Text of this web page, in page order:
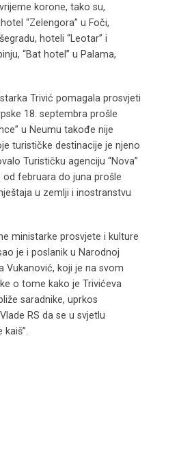
korone, tako su,
“Zelengora” u Foči,
hoteli “Leotar” i
“Bat hotel” u Palama,
Trivić pomagala prosvjeti
18. septembra prošle
u Neumu takođe nije
turističke destinacije je njeno
Turističku agenciju “Nova”
od februara do juna prošle
u zemlji i inostranstvu
ministarke prosvjete i kulture
je i poslanik u Narodnoj
Vukanović, koji je na svom
o tome kako je Trivićeva
saradnike, uprkos
RS da se u svjetlu